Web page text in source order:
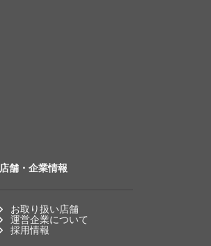
店舗・企業情報
お取り扱い店舗
運営企業について
採用情報